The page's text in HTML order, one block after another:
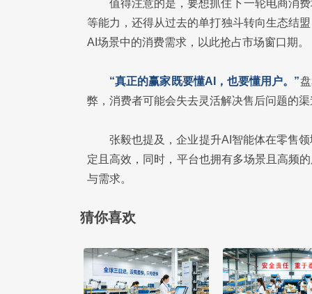
值得注意的是，要想抓住下一轮电商消
等能力，还得从过去的单打独斗转向生态结
AI场景中的消费需求，以此抢占市场窗口期。
“真正的赢家既要懂AI，也要懂用户。”
弊，消费者可能会失去灵活解决售后问题的
张毅也提及，企业提升AI智能体在零售
定且高效，同时，平台也拥有多场景且高频
与需求。
猜你喜欢